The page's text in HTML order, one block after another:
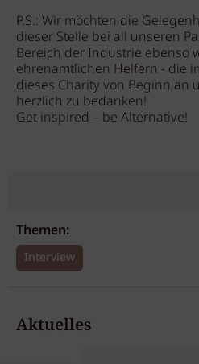
P.S.: Wir möchten die
dieser Stelle bei all unseren
Bereich der Industrie ebenso
ehrenamtlichen Helfern - die
dieses Charity von Beginn an
herzlich zu bedanken!
Get inspired – be Alternative!
Themen:
Interview
Aktuelles